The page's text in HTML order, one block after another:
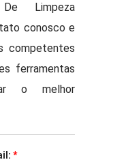
Limpeza
conosco e
competentes
ferramentas
o melhor
*